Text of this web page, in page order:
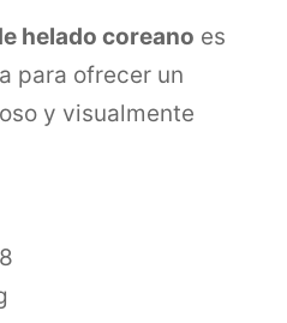
helado coreano es
para ofrecer un
y visualmente